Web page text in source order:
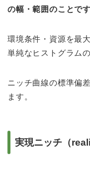
の幅・範囲のことです
環境条件・資源を最
単純なヒストグラム
ニッチ曲線の標準偏
ます。
実現ニッチ（